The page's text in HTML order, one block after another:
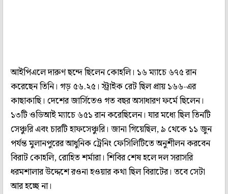
আইপিএলে দারুণ ছন্দে ছিলেন কোহলি। ১৬ ম্যাচে ৬৭৫ রান
করেছেন তিনি। গড় ৫৬.২৫। স্ট্রাইক রেট ছিল প্রায় ১৬৬-এর
কাছাকাছি। দেশের জার্সিতেও গত বছর অসাধারণ ফর্মে ছিলেন।
১৩টি ওডিআই ম্যাচে ৬৫১ রান করেছিলেন। যার মধ্যে ছিল তিনটি
সেঞ্চুরি এবং চারটি হাফসেঞ্চুরি। জানা গিয়েছিল, ৯ থেকে ১১ জুন
পর্যন্ত মুলানপুরের আধুনিক ট্রেনিং ফেসিলিটিতে অনুশীলন করবেন
বিরাট কোহলি, রোহিত শর্মারা। শিবির শেষ হলে দল সরাসরি
ধরমশালার উদ্দেশে রওনা হওয়ার কথা ছিল বিরাটের। তবে সেটা
আর হচ্ছে না।